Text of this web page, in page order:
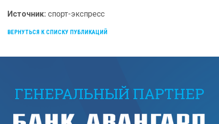
Источник: спорт-экспресс
ВЕРНУТЬСЯ К СПИСКУ ПУБЛИКАЦИЙ
ГЕНЕРАЛЬНЫЙ ПАРТНЕР